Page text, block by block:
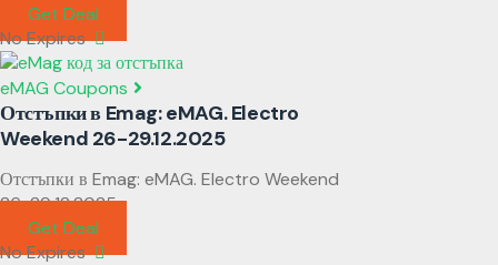
Get Deal
No Expires
eMAG Coupons
Отстъпки в Emag: eMAG. Electro
Weekend 26-29.12.2025
Отстъпки в Emag: eMAG. Electro Weekend
26-29.12.2025
Get Deal
No Expires